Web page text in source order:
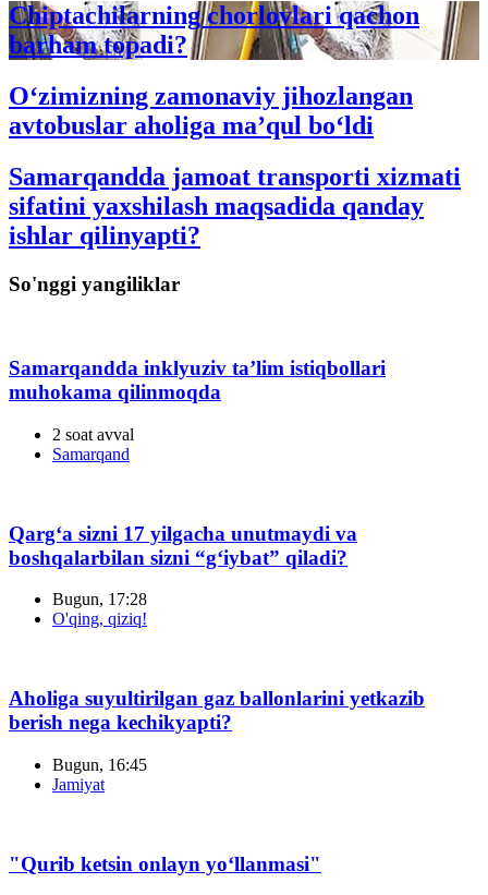
Chiptachilarning chorlovlari qachon
barham topadi?
O‘zimizning zamonaviy jihozlangan
avtobuslar aholiga ma’qul bo‘ldi
Samarqandda jamoat transporti xizmati
sifatini yaxshilash maqsadida qanday
ishlar qilinyapti?
So'nggi yangiliklar
Samarqandda inklyuziv ta’lim istiqbollari
muhokama qilinmoqda
2 soat avval
Samarqand
Qarg‘a sizni 17 yilgacha unutmaydi va
boshqalarbilan sizni “g‘iybat” qiladi?
Bugun, 17:28
O'qing, qiziq!
Aholiga suyultirilgan gaz ballonlarini yetkazib
berish nega kechikyapti?
Bugun, 16:45
Jamiyat
"Qurib ketsin onlayn yo‘llanmasi"